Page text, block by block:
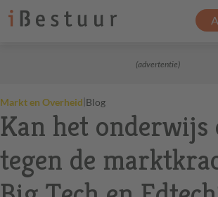
(advertentie)
Markt en Overheid|Blog
Kan het onderwijs
tegen de